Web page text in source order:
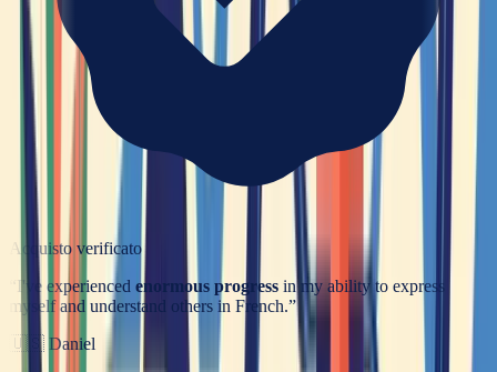
Acquisto verificato
I've experienced enormous progress in my ability to express
myself and understand others in French.”
🇺🇸 Daniel